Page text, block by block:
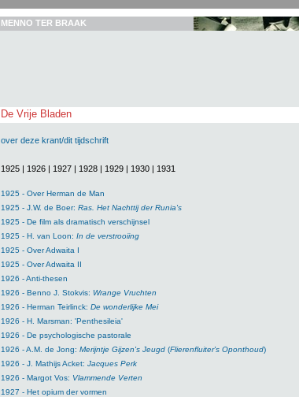
MENNO TER BRAAK
De Vrije Bladen
over deze krant/dit tijdschrift
1925| 1926| 1927| 1928| 1929| 1930| 1931
1925 - Over Herman de Man
1925 - J.W. de Boer: Ras. Het Nachttij der Runia's
1925 - De film als dramatisch verschijnsel
1925 - H. van Loon: In de verstrooiing
1925 - Over Adwaita I
1925 - Over Adwaita II
1926 - Anti-thesen
1926 - Benno J. Stokvis: Wrange Vruchten
1926 - Herman Teirlinck: De wonderlijke Mei
1926 - H. Marsman: 'Penthesileia'
1926 - De psychologische pastorale
1926 - A.M. de Jong: Merijntje Gijzen's Jeugd(Flierenfluiter's Oponthoud)
1926 - J. Mathijs Acket: Jacques Perk
1926 - Margot Vos: Vlammende Verten
1927 - Het opium der vormen